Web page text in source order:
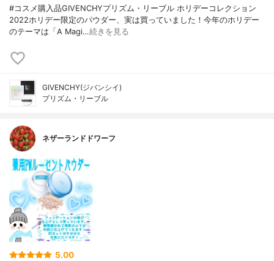
#コスメ購入品GIVENCHYプリズム・リーブル ホリデーコレクション
2022ホリデー限定のパウダー、実は買っていました！今年のホリデー
のテーマは「A Magi…続きを見る
GIVENCHY(ジバンシイ)
プリズム・リーブル
ネザーランドドワーフ
5.00